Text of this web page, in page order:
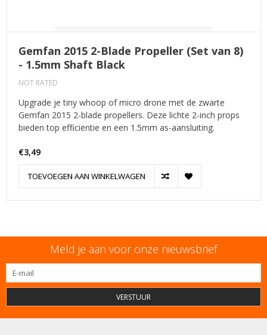
Gemfan 2015 2-Blade Propeller (Set van 8)
- 1.5mm Shaft Black
NOT RATED
Upgrade je tiny whoop of micro drone met de zwarte
Gemfan 2015 2-blade propellers. Deze lichte 2-inch props
bieden top efficiëntie en een 1.5mm as-aansluiting.
€3,49
TOEVOEGEN AAN WINKELWAGEN
Meld je aan voor onze nieuwsbrief
VERSTUUR